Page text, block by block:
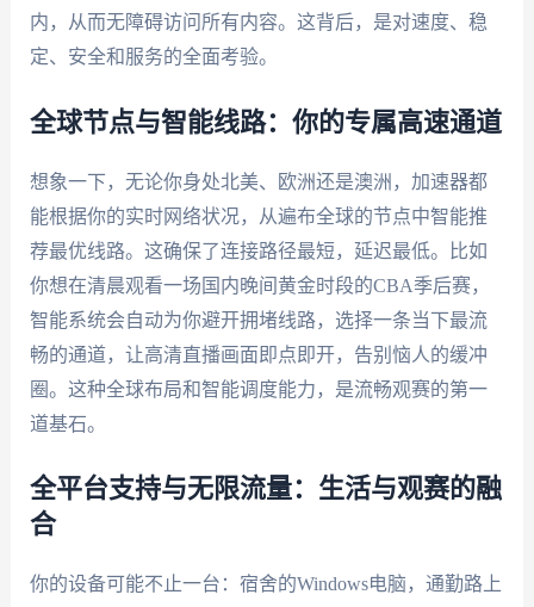
内，从而无障碍访问所有内容。这背后，是对速度、稳
定、安全和服务的全面考验。
全球节点与智能线路：你的专属高速通道
想象一下，无论你身处北美、欧洲还是澳洲，加速器都
能根据你的实时网络状况，从遍布全球的节点中智能推
荐最优线路。这确保了连接路径最短，延迟最低。比如
你想在清晨观看一场国内晚间黄金时段的CBA季后赛，
智能系统会自动为你避开拥堵线路，选择一条当下最流
畅的通道，让高清直播画面即点即开，告别恼人的缓冲
圈。这种全球布局和智能调度能力，是流畅观赛的第一
道基石。
全平台支持与无限流量：生活与观赛的融
合
你的设备可能不止一台：宿舍的Windows电脑，通勤路上